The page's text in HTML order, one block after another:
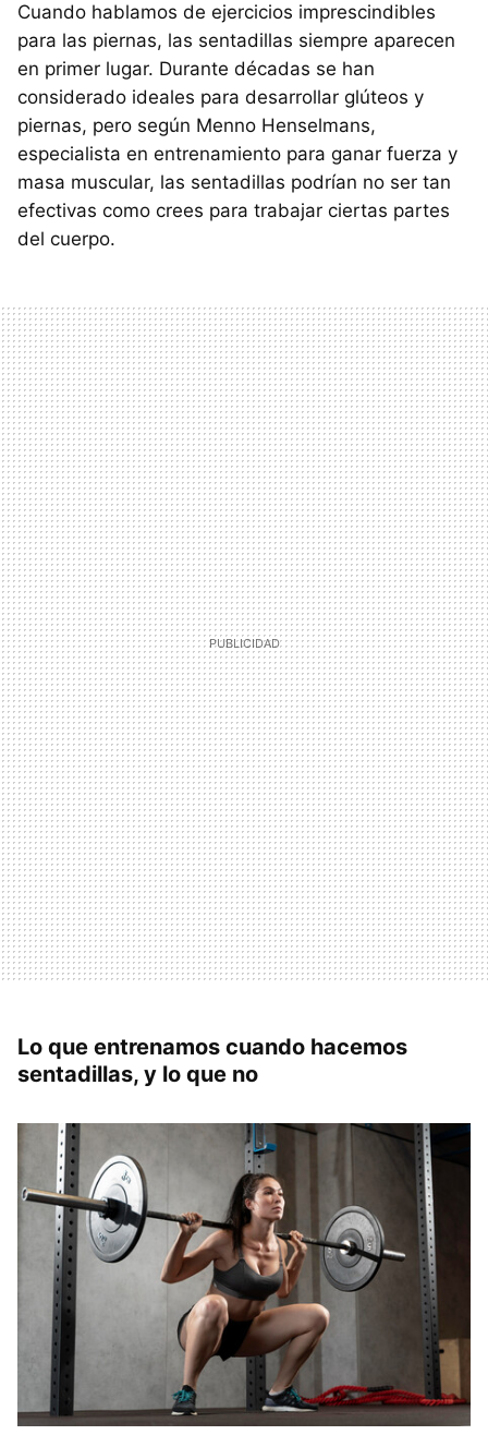
Cuando hablamos de ejercicios imprescindibles
para las piernas, las sentadillas siempre aparecen
en primer lugar. Durante décadas se han
considerado ideales para desarrollar glúteos y
piernas, pero según Menno Henselmans,
especialista en entrenamiento para ganar fuerza y
masa muscular, las sentadillas podrían no ser tan
efectivas como crees para trabajar ciertas partes
del cuerpo.
Lo que entrenamos cuando hacemos
sentadillas, y lo que no